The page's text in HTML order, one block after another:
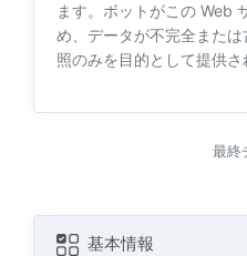
ます。ボットがこの Web
め、データが不完全また
照のみを目的として提供さ
最終
基本情報